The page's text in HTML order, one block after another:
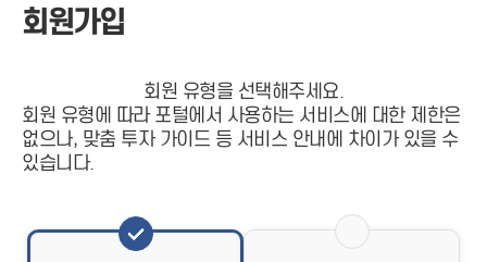
회원가입
회원 유형을 선택해주세요.
회원 유형에 따라 포털에서 사용하는 서비스에 대한 제한은
없으나, 맞춤 투자 가이드 등 서비스 안내에 차이가 있을 수
있습니다.